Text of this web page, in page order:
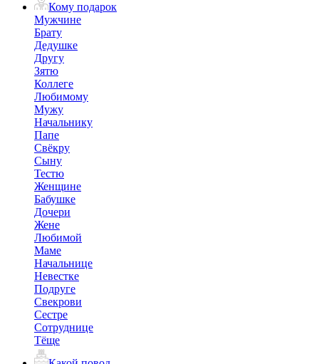
Кому подарок
Мужчине
Брату
Дедушке
Другу
Зятю
Коллеге
Любимому
Мужу
Начальнику
Папе
Свёкру
Сыну
Тестю
Женщине
Бабушке
Дочери
Жене
Любимой
Маме
Начальнице
Невестке
Подруге
Свекрови
Сестре
Сотруднице
Тёще